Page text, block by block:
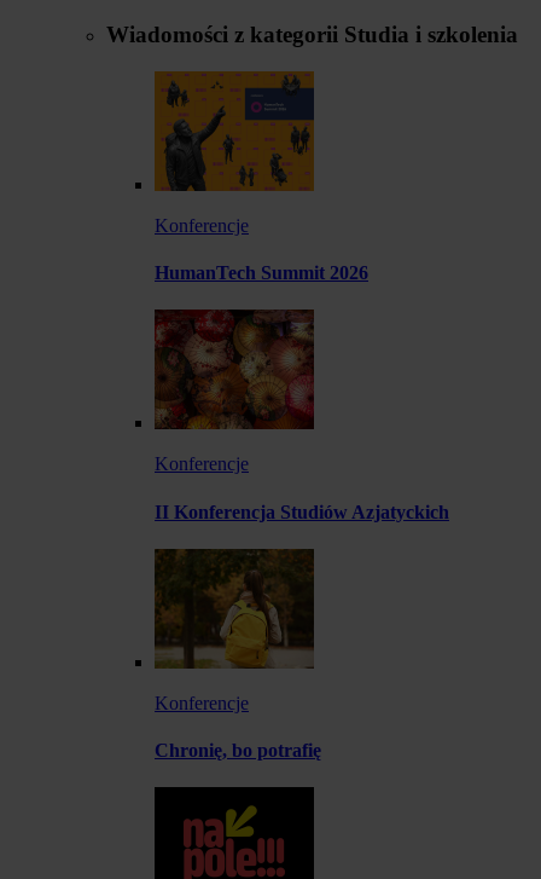
Wiadomości z kategorii Studia i szkolenia
Konferencje
HumanTech Summit 2026
Konferencje
II Konferencja Studiów Azjatyckich
Konferencje
Chronię, bo potrafię